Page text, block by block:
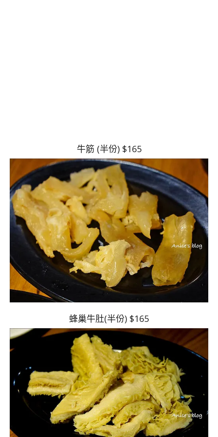
牛筋 (半份) $165
蜂巢牛肚(半份) $165